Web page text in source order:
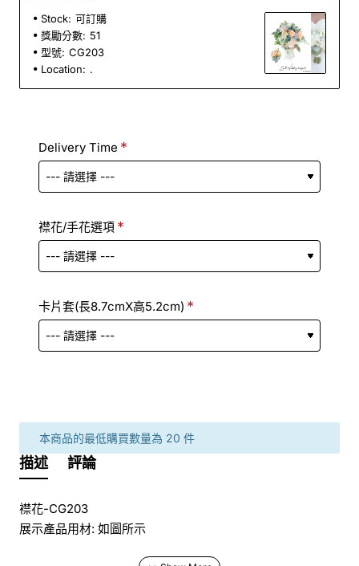
Stock: 可訂購
獎勵分數: 51
型號: CG203
Location: .
Delivery Time
襟花/手花選項
卡片套(長8.7cmX高5.2cm)
本商品的最低購買數量為 20 件
描述 評論
襟花-CG203
展示產品用材: 如圖所示